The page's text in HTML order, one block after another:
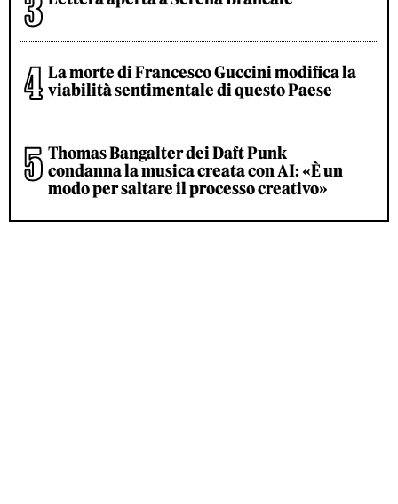
La morte di Francesco Guccini modifica la
viabilità sentimentale di questo Paese
Thomas Bangalter dei Daft Punk
condanna la musica creata con AI: «È un
modo per saltare il processo creativo»